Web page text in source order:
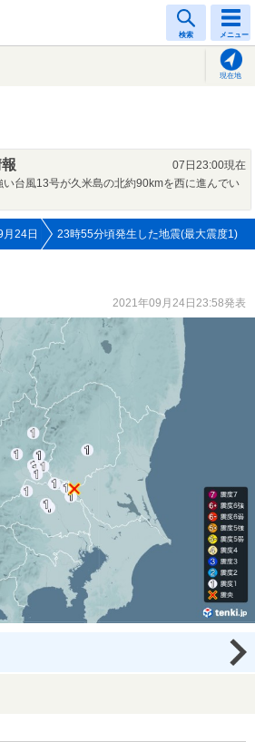
検索 メニュー
現在地
07日23:00現在
い台風13号が久米島の北約90kmを西に進んでい
24日 23時55分頃発生した地震(最大震度1)
2021年09月24日23:58発表